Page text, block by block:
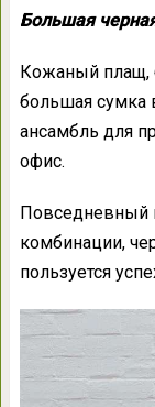
Большая
Кожаный плащ,
большая сумка
ансамбль для
офис.
Повседневный
комбинации,
пользуется